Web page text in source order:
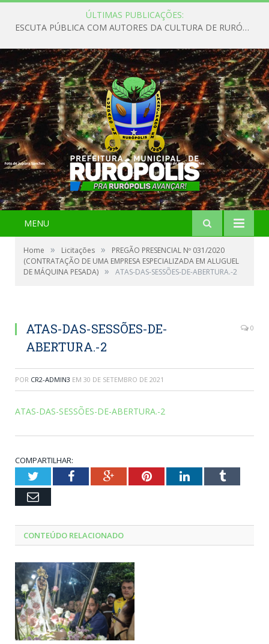
ÚLTIMAS PUBLICAÇÕES:
ESCUTA PÚBLICA COM AUTORES DA CULTURA DE RURÓPOLIS
MENU
Home » Licitações »
PREGÃO PRESENCIAL Nº 031/2020
(CONTRATAÇÃO DE UMA EMPRESA ESPECIALIZADA EM ALUGUEL
DE MÁQUINA PESADA) » ATAS-DAS-SESSÕES-DE-ABERTURA.-2
ATAS-DAS-SESSÕES-DE-
ABERTURA.-2
0
POR CR2-ADMIN3 EM 30 DE SETEMBRO DE 2021
ATAS-DAS-SESSÕES-DE-ABERTURA.-2
COMPARTILHAR:
TwitterFacebookGoogle+PinterestLinkedInTumblr
Email
CONTEÚDO RELACIONADO